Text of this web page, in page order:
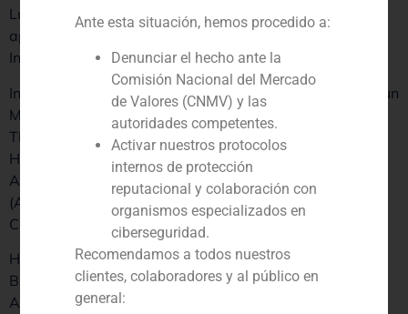
Luiz Maia se incorpora al equipo de Corporate Finance
aportando su amplia experiencia de más de 40 años en
Investment Banking.
Ingeniero Civil por la Universidad de Mackenzie, posee un
Máster en Administración Internacional por la
Thunderbird School of Global Management en Arizona.
Ha sido CEO de ABN AMRO Asset Management para
América Latina, y Miembro de la Junta de Anbima
(Asociación Brasileña de Mercados Financieros y de
Capital).
Hasta su incorporación a GBS, era socio responsable de
Brookfield Asset Management, en São Paulo, Brasil.
Asimismo, es Vicepresidente del Consejo de Ética de
Ante esta situación, hemos procedido a:
Denunciar el hecho ante la
Comisión Nacional del Mercado
de Valores (CNMV) y las
autoridades competentes.
Activar nuestros protocolos
internos de protección
reputacional y colaboración con
organismos especializados en
ciberseguridad.
Recomendamos a todos nuestros
clientes, colaboradores y al público en
general: